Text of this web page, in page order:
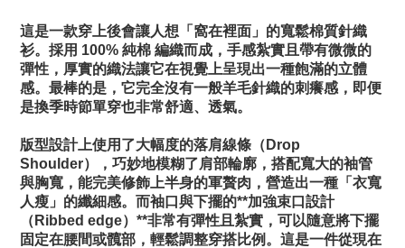
這是一款穿上後會讓人想「窩在裡面」的寬鬆棉質針織
衫。採用 100% 純棉 編織而成，手感紮實且帶有微微的
彈性，厚實的織法讓它在視覺上呈現出一種飽滿的立體
感。最棒的是，它完全沒有一般羊毛針織的刺癢感，即便
是換季時節單穿也非常舒適、透氣。
版型設計上使用了大幅度的落肩線條（Drop
Shoulder），巧妙地模糊了肩部輪廓，搭配寬大的袖管
與胸寬，能完美修飾上半身的軍贅肉，營造出一種「衣寬
人瘦」的纖細感。而袖口與下擺的**加強束口設計
（Ribbed edge）**非常有彈性且紮實，可以隨意將下擺
固定在腰間或髖部，輕鬆調整穿搭比例。這是一件從現在